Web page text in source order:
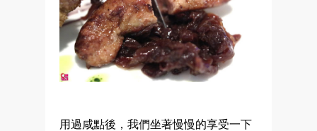
用過咸點後，我們坐著慢慢的享受一下